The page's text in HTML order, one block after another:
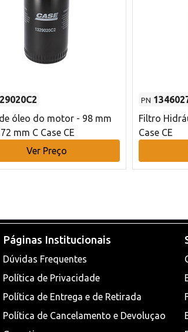
óleo do motor - 98 mm
mm C Case CE
Ver Preço
PN
Filtro
Case CE
Páginas Institucionais
Dúvidas Frequentes
Política de Privacidade
Política de Entrega e de Retirada
Política de Cancelamento e Devoluçao